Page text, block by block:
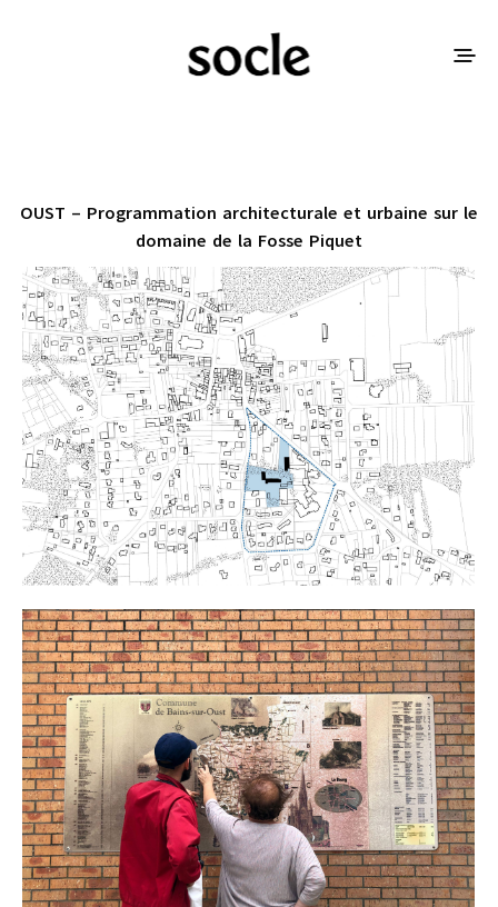
OUST – Programmation architecturale et urbaine sur le
domaine de la Fosse Piquet